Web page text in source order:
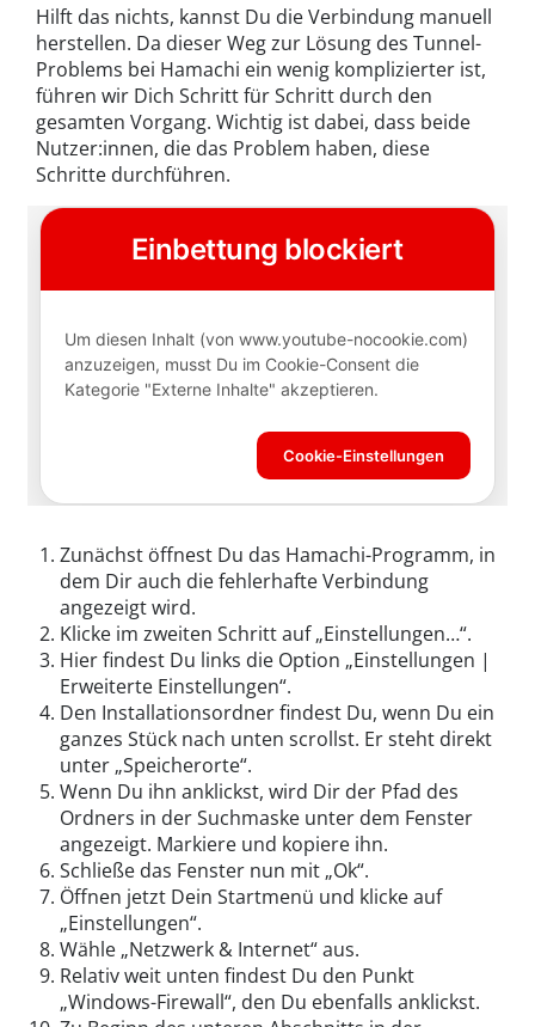
Hilft das nichts, kannst Du die Verbindung manuell
herstellen. Da dieser Weg zur Lösung des Tunnel-
Problems bei Hamachi ein wenig komplizierter ist,
führen wir Dich Schritt für Schritt durch den
gesamten Vorgang. Wichtig ist dabei, dass beide
Nutzer:innen, die das Problem haben, diese
Schritte durchführen.
Zunächst öffnest Du das Hamachi-Programm, in
dem Dir auch die fehlerhafte Verbindung
angezeigt wird.
Klicke im zweiten Schritt auf „Einstellungen…“.
Hier findest Du links die Option „Einstellungen |
Erweiterte Einstellungen“.
Den Installationsordner findest Du, wenn Du ein
ganzes Stück nach unten scrollst. Er steht direkt
unter „Speicherorte“.
Wenn Du ihn anklickst, wird Dir der Pfad des
Ordners in der Suchmaske unter dem Fenster
angezeigt. Markiere und kopiere ihn.
Schließe das Fenster nun mit „Ok“.
Öffnen jetzt Dein Startmenü und klicke auf
„Einstellungen“.
Wähle „Netzwerk & Internet“ aus.
Relativ weit unten findest Du den Punkt
„Windows-Firewall“, den Du ebenfalls anklickst.